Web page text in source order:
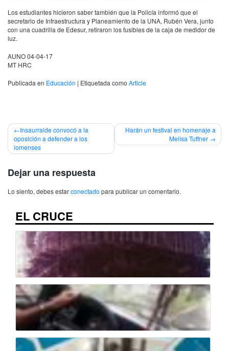
Los estudiantes hicieron saber también que la Policía informó que el
secretario de Infraestructura y Planeamiento de la UNA, Rubén Vera, junto
con una cuadrilla de Edesur, retiraron los fusibles de la caja de medidor de
luz.
AUNO04-04-17
MT HRC
Publicada en Educación | Etiquetada como Article
Navegación
de
Insaurralde convocó a la
oposición a defender a los
lomenses
Harán un festival en homenaje a
Melisa Tuffner
Dejar una respuesta
Lo siento, debes estarconectado para publicar un comentario.
EL CRUCE